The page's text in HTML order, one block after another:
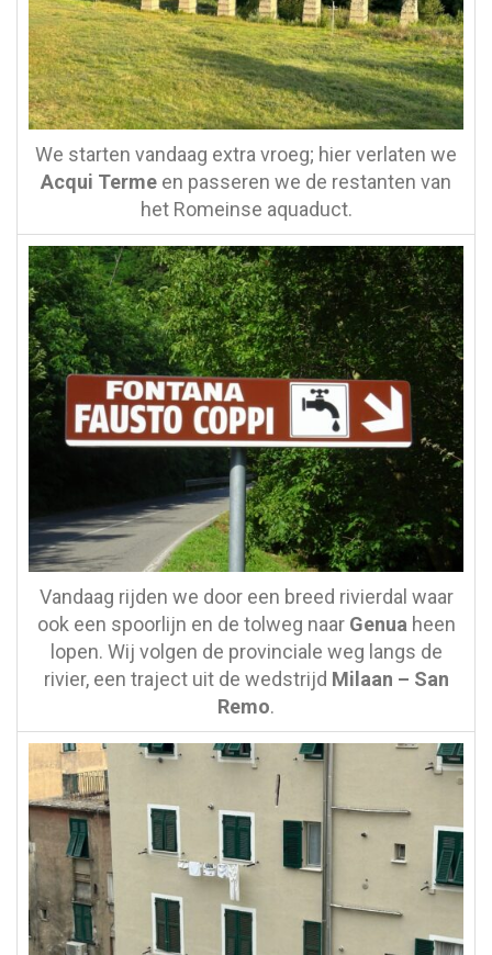
We starten vandaag extra vroeg; hier verlaten we
Acqui Terme en passeren we de restanten van
het Romeinse aquaduct.
Vandaag rijden we door een breed rivierdal waar
ook een spoorlijn en de tolweg naar Genua heen
lopen. Wij volgen de provinciale weg langs de
rivier, een traject uit de wedstrijd Milaan – San
Remo.